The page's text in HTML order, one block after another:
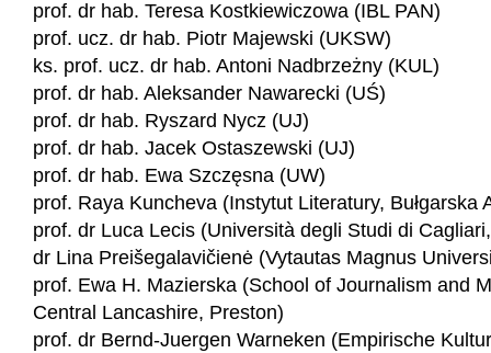
prof. dr hab. Teresa Kostkiewiczowa (IBL PAN)
prof. ucz. dr hab. Piotr Majewski (UKSW)
ks. prof. ucz. dr hab. Antoni Nadbrzeżny (KUL)
prof. dr hab. Aleksander Nawarecki (UŚ)
prof. dr hab. Ryszard Nycz (UJ)
prof. dr hab. Jacek Ostaszewski (UJ)
prof. dr hab. Ewa Szczęsna (UW)
prof. Raya Kuncheva (Instytut Literatury, Bułgarska
prof. dr Luca Lecis (Università degli Studi di
dr Lina Preišegalavičienė (Vytautas Magnus
prof. Ewa H. Mazierska (School of Journalism and
Central Lancashire, Preston)
prof. dr Bernd-Juergen Warneken (Empirische